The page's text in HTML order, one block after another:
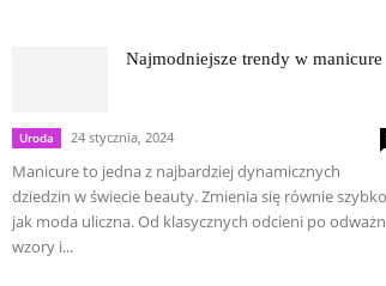
Najmodniejsze trendy w manicure
Uroda 24 stycznia, 2024
Manicure to jedna z najbardziej dynamicznych
dziedzin w świecie beauty. Zmienia się równie szybko
jak moda uliczna. Od klasycznych odcieni po
wzory i...